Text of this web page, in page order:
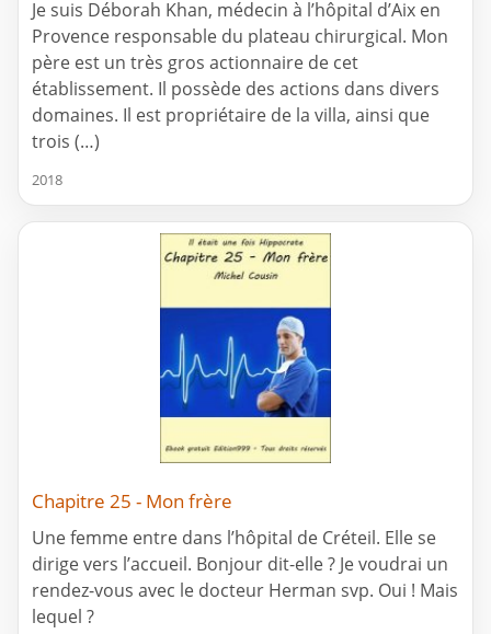
Je suis Déborah Khan, médecin à l’hôpital d’Aix en
Provence responsable du plateau chirurgical. Mon
père est un très gros actionnaire de cet
établissement. Il possède des actions dans divers
domaines. Il est propriétaire de la villa, ainsi que
trois (…)
2018
Chapitre 25 - Mon frère
Une femme entre dans l’hôpital de Créteil. Elle se
dirige vers l’accueil. Bonjour dit-elle ? Je voudrai un
rendez-vous avec le docteur Herman svp. Oui ! Mais
lequel ?